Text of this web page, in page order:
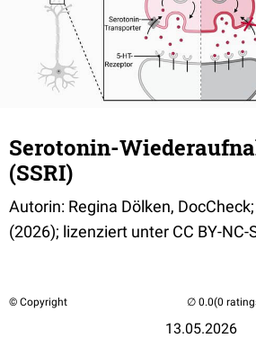
Serotonin-
(SSRI)
Autorin: Regina Dölken,
(2026); lizenziert unter CC BY-NC-
© Copyright
13.05.2026
(0